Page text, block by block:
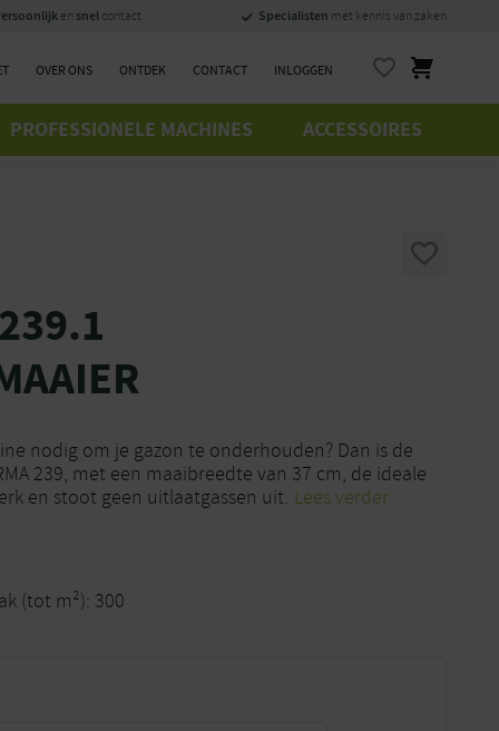
en snel contact Specialisten met kennis van zaken
OVER ONS ONTDEK CONTACT INLOGGEN
PROFESSIONELE MACHINES ACCESSOIRES
nodig om je gazon te onderhouden? Dan is de
239, met een maaibreedte van 37 cm, de ideale
en stoot geen uitlaatgassen uit. Lees verder
(tot m²): 300